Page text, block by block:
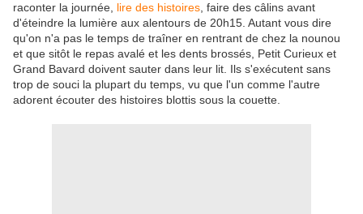
raconter la journée, lire des histoires , faire des câlins avant
d'éteindre la lumière aux alentours de 20h15. Autant vous dire
qu'on n'a pas le temps de traîner en rentrant de chez la nounou
et que sitôt le repas avalé et les dents brossés, Petit Curieux et
Grand Bavard doivent sauter dans leur lit. Ils s'exécutent sans
trop de souci la plupart du temps, vu que l'un comme l'autre
adorent écouter des histoires blottis sous la couette.